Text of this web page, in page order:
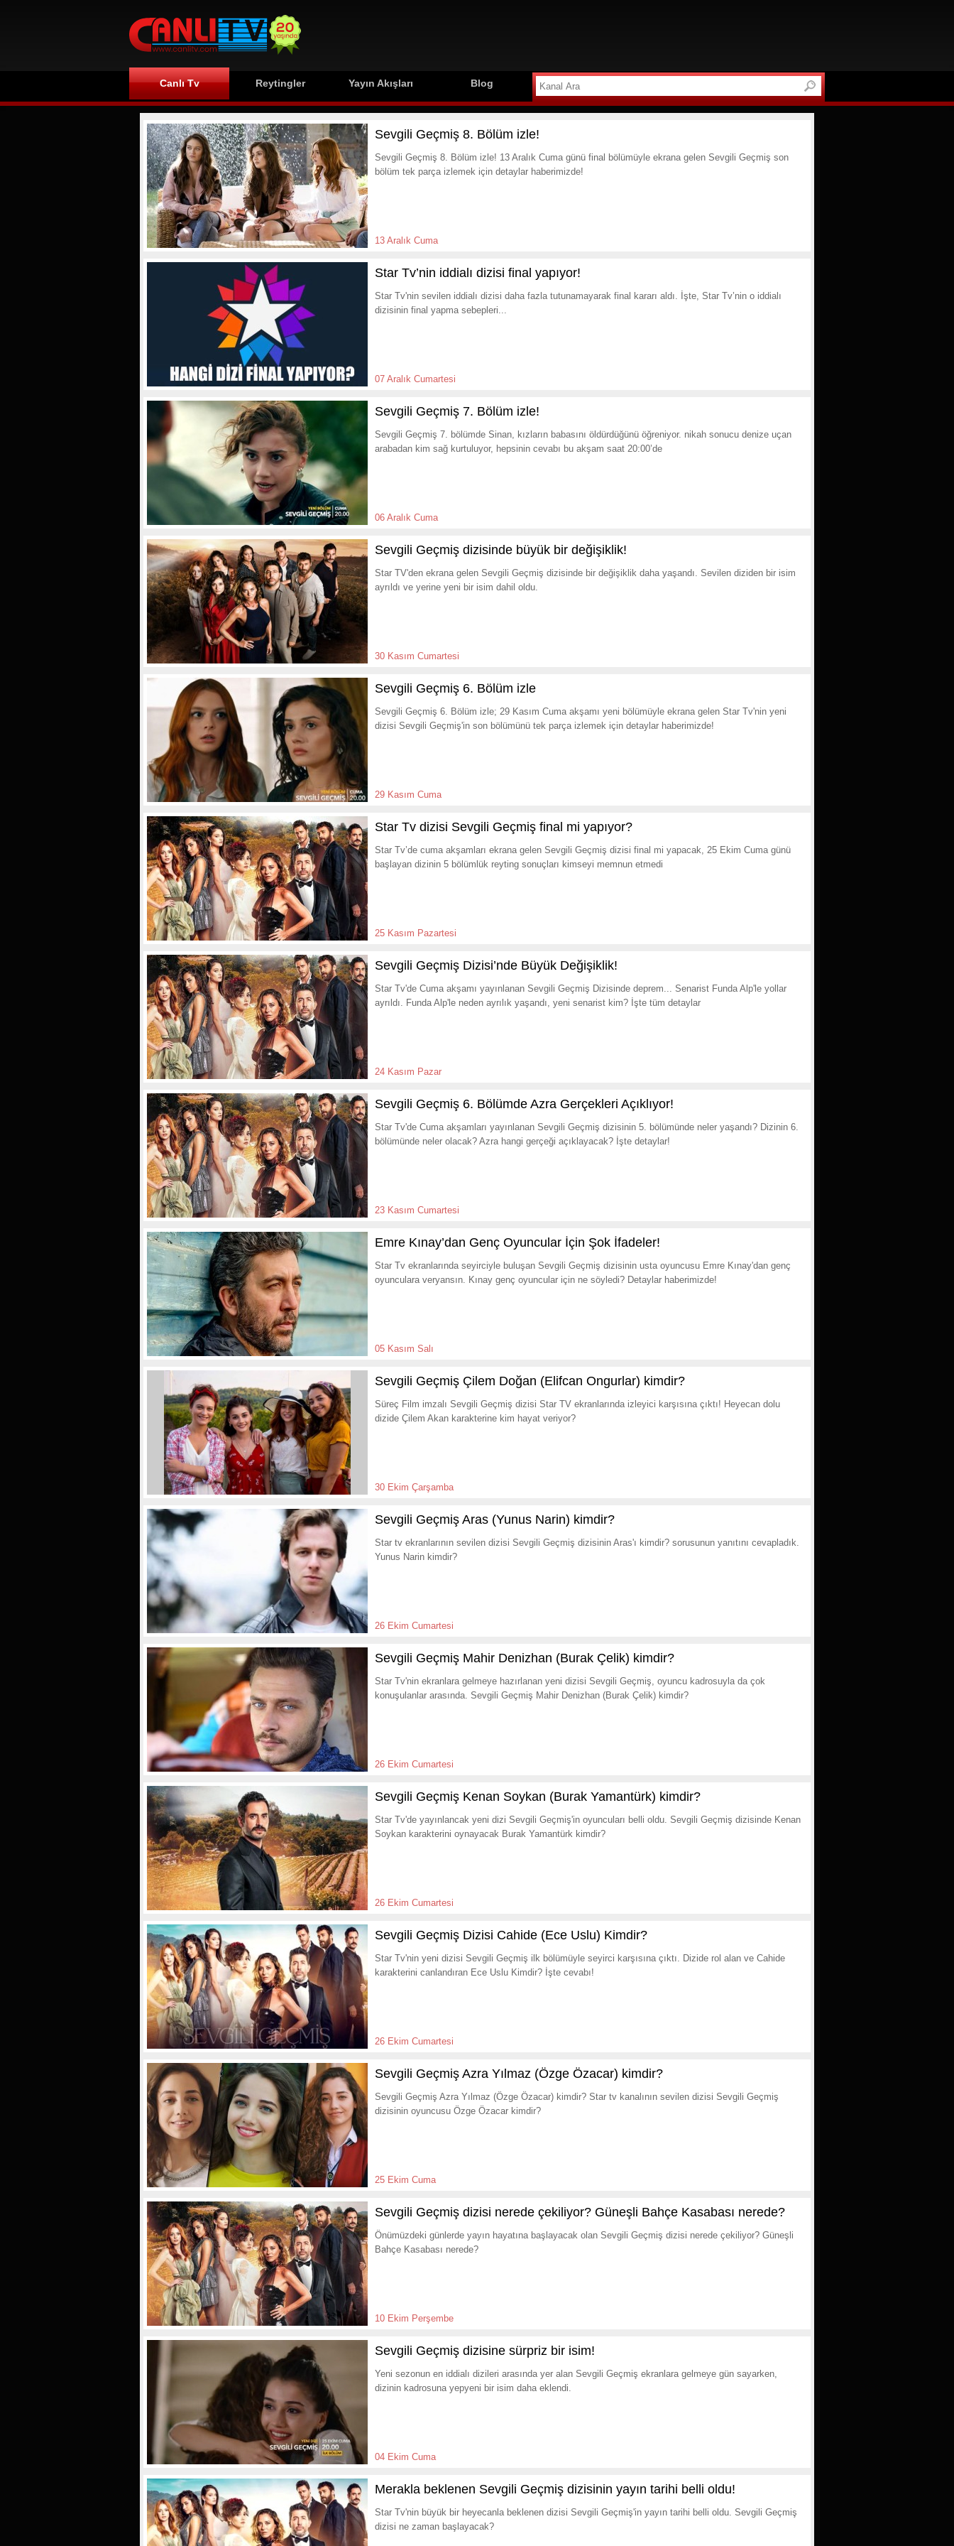
Canlı Tv Reytingler Yayın Akışları Blog
Sevgili Geçmiş 8. Bölüm izle!
Sevgili Geçmiş 8. Bölüm izle! 13 Aralık Cuma günü final bölümüyle ekrana gelen Sevgili Geçmiş son
bölüm tek parça izlemek için detaylar haberimizde!
13 Aralık Cuma
Star Tv’nin iddialı dizisi final yapıyor!
Star Tv'nin sevilen iddialı dizisi daha fazla tutunamayarak final kararı aldı. İşte, Star Tv’nin o iddialı
dizisinin final yapma sebepleri...
07 Aralık Cumartesi
Sevgili Geçmiş 7. Bölüm izle!
Sevgili Geçmiş 7. bölümde Sinan, kızların babasını öldürdüğünü öğreniyor. nikah sonucu denize uçan
arabadan kim sağ kurtuluyor, hepsinin cevabı bu akşam saat 20:00’de
06 Aralık Cuma
Sevgili Geçmiş dizisinde büyük bir değişiklik!
Star TV'den ekrana gelen Sevgili Geçmiş dizisinde bir değişiklik daha yaşandı. Sevilen diziden bir isim
ayrıldı ve yerine yeni bir isim dahil oldu.
30 Kasım Cumartesi
Sevgili Geçmiş 6. Bölüm izle
Sevgili Geçmiş 6. Bölüm izle; 29 Kasım Cuma akşamı yeni bölümüyle ekrana gelen Star Tv'nin yeni
dizisi Sevgili Geçmiş'in son bölümünü tek parça izlemek için detaylar haberimizde!
29 Kasım Cuma
Star Tv dizisi Sevgili Geçmiş final mi yapıyor?
Star Tv’de cuma akşamları ekrana gelen Sevgili Geçmiş dizisi final mi yapacak, 25 Ekim Cuma günü
başlayan dizinin 5 bölümlük reyting sonuçları kimseyi memnun etmedi
25 Kasım Pazartesi
Sevgili Geçmiş Dizisi’nde Büyük Değişiklik!
Star Tv'de Cuma akşamı yayınlanan Sevgili Geçmiş Dizisinde deprem... Senarist Funda Alp'le yollar
ayrıldı. Funda Alp'le neden ayrılık yaşandı, yeni senarist kim? İşte tüm detaylar
24 Kasım Pazar
Sevgili Geçmiş 6. Bölümde Azra Gerçekleri Açıklıyor!
Star Tv'de Cuma akşamları yayınlanan Sevgili Geçmiş dizisinin 5. bölümünde neler yaşandı? Dizinin 6.
bölümünde neler olacak? Azra hangi gerçeği açıklayacak? İşte detaylar!
23 Kasım Cumartesi
Emre Kınay’dan Genç Oyuncular İçin Şok İfadeler!
Star Tv ekranlarında seyirciyle buluşan Sevgili Geçmiş dizisinin usta oyuncusu Emre Kınay'dan genç
oyunculara veryansın. Kınay genç oyuncular için ne söyledi? Detaylar haberimizde!
05 Kasım Salı
Sevgili Geçmiş Çilem Doğan (Elifcan Ongurlar) kimdir?
Süreç Film imzalı Sevgili Geçmiş dizisi Star TV ekranlarında izleyici karşısına çıktı! Heyecan dolu
dizide Çilem Akan karakterine kim hayat veriyor?
30 Ekim Çarşamba
Sevgili Geçmiş Aras (Yunus Narin) kimdir?
Star tv ekranlarının sevilen dizisi Sevgili Geçmiş dizisinin Aras'ı kimdir? sorusunun yanıtını cevapladık.
Yunus Narin kimdir?
26 Ekim Cumartesi
Sevgili Geçmiş Mahir Denizhan (Burak Çelik) kimdir?
Star Tv'nin ekranlara gelmeye hazırlanan yeni dizisi Sevgili Geçmiş, oyuncu kadrosuyla da çok
konuşulanlar arasında. Sevgili Geçmiş Mahir Denizhan (Burak Çelik) kimdir?
26 Ekim Cumartesi
Sevgili Geçmiş Kenan Soykan (Burak Yamantürk) kimdir?
Star Tv'de yayınlancak yeni dizi Sevgili Geçmiş'in oyuncuları belli oldu. Sevgili Geçmiş dizisinde Kenan
Soykan karakterini oynayacak Burak Yamantürk kimdir?
26 Ekim Cumartesi
Sevgili Geçmiş Dizisi Cahide (Ece Uslu) Kimdir?
Star Tv'nin yeni dizisi Sevgili Geçmiş ilk bölümüyle seyirci karşısına çıktı. Dizide rol alan ve Cahide
karakterini canlandıran Ece Uslu Kimdir? İşte cevabı!
26 Ekim Cumartesi
Sevgili Geçmiş Azra Yılmaz (Özge Özacar) kimdir?
Sevgili Geçmiş Azra Yılmaz (Özge Özacar) kimdir? Star tv kanalının sevilen dizisi Sevgili Geçmiş
dizisinin oyuncusu Özge Özacar kimdir?
25 Ekim Cuma
Sevgili Geçmiş dizisi nerede çekiliyor? Güneşli Bahçe Kasabası nerede?
Önümüzdeki günlerde yayın hayatına başlayacak olan Sevgili Geçmiş dizisi nerede çekiliyor? Güneşli
Bahçe Kasabası nerede?
10 Ekim Perşembe
Sevgili Geçmiş dizisine sürpriz bir isim!
Yeni sezonun en iddialı dizileri arasında yer alan Sevgili Geçmiş ekranlara gelmeye gün sayarken,
dizinin kadrosuna yepyeni bir isim daha eklendi.
04 Ekim Cuma
Merakla beklenen Sevgili Geçmiş dizisinin yayın tarihi belli oldu!
Star Tv'nin büyük bir heyecanla beklenen dizisi Sevgili Geçmiş'in yayın tarihi belli oldu. Sevgili Geçmiş
dizisi ne zaman başlayacak?